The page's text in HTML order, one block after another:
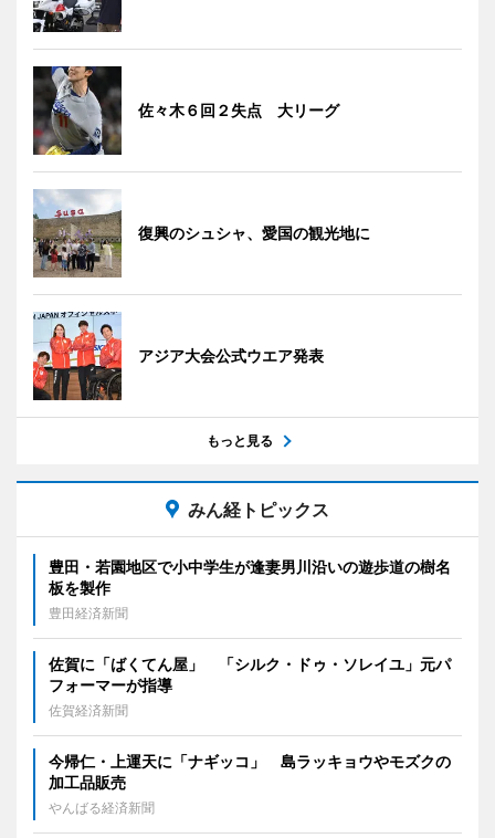
佐々木６回２失点 大リーグ
復興のシュシャ、愛国の観光地に
アジア大会公式ウエア発表
もっと見る
みん経トピックス
豊田・若園地区で小中学生が逢妻男川沿いの遊歩道の樹名
板を製作
豊田経済新聞
佐賀に「ばくてん屋」 「シルク・ドゥ・ソレイユ」元パ
フォーマーが指導
佐賀経済新聞
今帰仁・上運天に「ナギッコ」 島ラッキョウやモズクの
加工品販売
やんばる経済新聞